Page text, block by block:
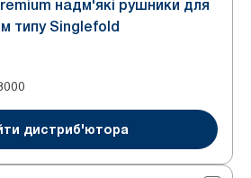
надм'які рушники для
типу Singlefold
дистриб'ютора